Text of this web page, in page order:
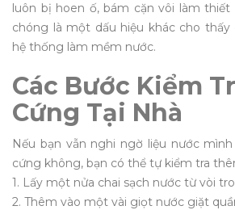
luôn bị hoen ố, bám cặn vôi làm thiết
chóng là một dấu hiệu khác cho
hệ thống làm mềm nước.
Các Bước Kiểm
Cứng Tại Nhà
Nếu bạn vẫn nghi ngờ liệu nước
cứng không, bạn có thể tự kiểm tra
1. Lấy một nửa chai sạch nước từ vòi
2. Thêm vào một vài giọt nước giặt